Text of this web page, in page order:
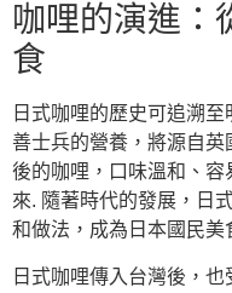
咖哩的演進：
食
日式咖哩的歷史可追溯
善士兵的營養，將源自英
後的咖哩，口味溫和、容
來. 隨著時代的發展，日
和做法，成為日本國民美
日式咖哩傳入台灣後，